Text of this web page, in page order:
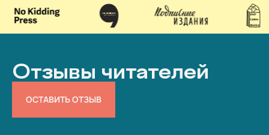
Отзывы читателей
ОСТАВИТЬ ОТЗЫВ